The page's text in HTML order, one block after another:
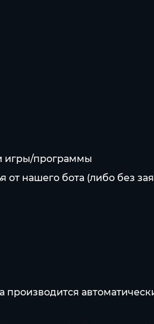
игры/программы
нашего бота (либо без
производится